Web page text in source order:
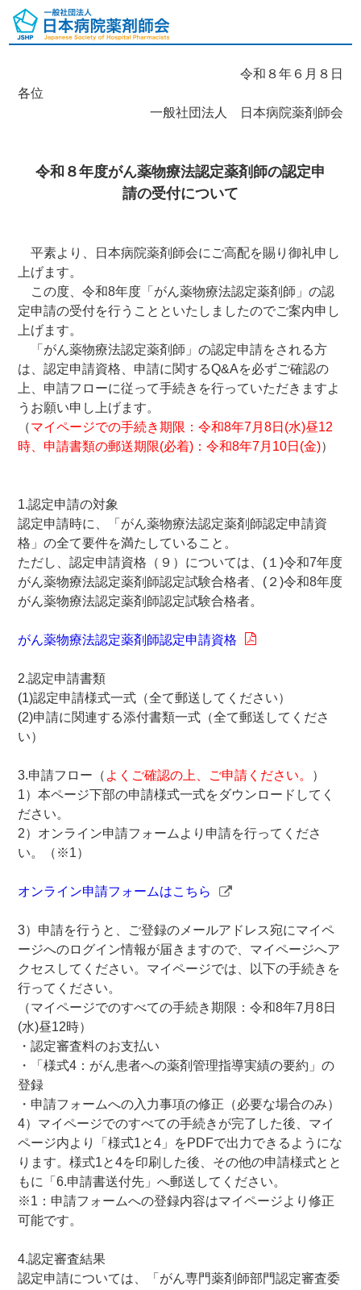
令和８年６月８日
各位
一般社団法人 日本病院薬剤師会
令和８年度がん薬物療法認定薬剤師の認定申
請の受付について
平素より、日本病院薬剤師会にご高配を賜り御礼申し
上げます。
この度、令和8年度「がん薬物療法認定薬剤師」の認
定申請の受付を行うことといたしましたのでご案内申し
上げます。
「がん薬物療法認定薬剤師」の認定申請をされる方
は、認定申請資格、申請に関するQ&Aを必ずご確認の
上、申請フローに従って手続きを行っていただきますよ
うお願い申し上げます。
（マイページでの手続き期限：令和8年7月8日(水)昼12
時、申請書類の郵送期限(必着)：令和8年7月10日(金)）
1.認定申請の対象
認定申請時に、「がん薬物療法認定薬剤師認定申請資
格」の全て要件を満たしていること。
ただし、認定申請資格（９）については、(１)令和7年度
がん薬物療法認定薬剤師認定試験合格者、(２)令和8年度
がん薬物療法認定薬剤師認定試験合格者。
がん薬物療法認定薬剤師認定申請資格
2.認定申請書類
(1)認定申請様式一式（全て郵送してください）
(2)申請に関連する添付書類一式（全て郵送してくださ
い）
3.申請フロー（ よくご確認の上、ご申請ください。 ）
1）本ページ下部の申請様式一式をダウンロードしてく
ださい。
2）オンライン申請フォームより申請を行ってくださ
い。（※1）
オンライン申請フォームはこちら
3）申請を行うと、ご登録のメールアドレス宛にマイペ
ージへのログイン情報が届きますので、マイページへア
クセスしてください。マイページでは、以下の手続きを
行ってください。
（マイページでのすべての手続き期限：令和8年7月8日
(水)昼12時）
・認定審査料のお支払い
・「様式4：がん患者への薬剤管理指導実績の要約」の
登録
・申請フォームへの入力事項の修正（必要な場合のみ）
4）マイページでのすべての手続きが完了した後、マイ
ページ内より「様式1と4」をPDFで出力できるようにな
ります。様式1と4を印刷した後、その他の申請様式とと
もに「6.申請書送付先」へ郵送してください。
※1：申請フォームへの登録内容はマイページより修正
可能です。
4.認定審査結果
認定申請については、「がん専門薬剤師部門認定審査委